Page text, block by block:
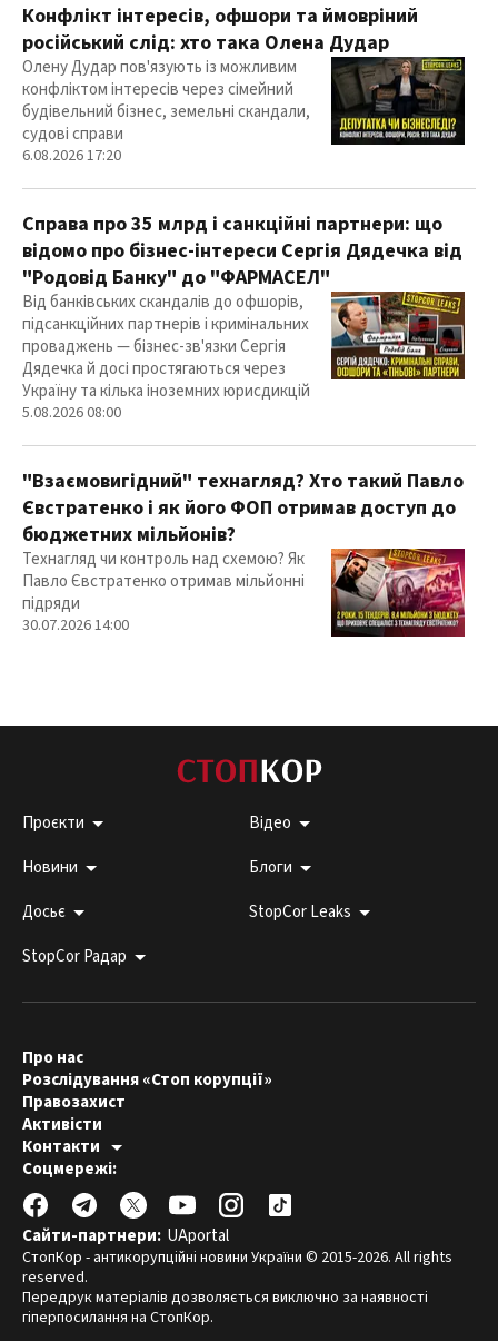
Конфлікт інтересів, офшори та ймовріний
російський слід: хто така Олена Дудар
Олену Дудар пов'язують із можливим
конфліктом інтересів через сімейний
будівельний бізнес, земельні скандали,
судові справи
6.08.2026 17:20
Справа про 35 млрд і санкційні партнери: що
відомо про бізнес-інтереси Сергія Дядечка від
"Родовід Банку" до "ФАРМАСЕЛ"
Від банківських скандалів до офшорів,
підсанкційних партнерів і кримінальних
проваджень — бізнес-зв'язки Сергія
Дядечка й досі простягаються через
Україну та кілька іноземних юрисдикцій
5.08.2026 08:00
"Взаємовигідний" технагляд? Хто такий Павло
Євстратенко і як його ФОП отримав доступ до
бюджетних мільйонів?
Технагляд чи контроль над схемою? Як
Павло Євстратенко отримав мільйонні
підряди
30.07.2026 14:00
Проєкти
Відео
Новини
Блоги
Досьє
StopCor Leaks
StopCor Радар
Сайти-партнери: UAportal
СтопКор - антикорупційні новини України © 2015-2026. All rights
reserved.
Передрук матеріалів дозволяється виключно за наявності
гіперпосилання на СтопКор.
Про нас
Розслідування «Стоп корупції»
Правозахист
Активісти
Контакти
Гаряча лінія:
Редакція СтопКору:
stopcor.org@gmail.com
Юристи:
law@stopcor.org
Правозахисники:
Журналісти-розслідувачі:
media@stopcor.org
Соцмережі: